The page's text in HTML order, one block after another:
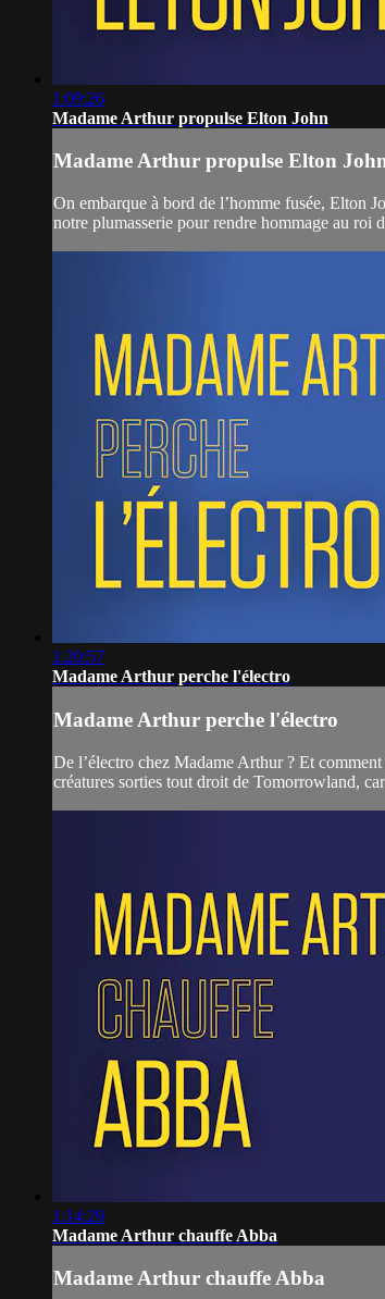
1:09:26
Madame Arthur propulse Elton John
Madame Arthur propulse Elton
On embarque à bord de l’homme fusée, Elton
notre plumasserie pour rendre hommage au
1:20:57
Madame Arthur perche l'électro
Madame Arthur perche l'électro
De l’électro chez Madame Arthur ? Et
créatures sorties tout droit de Tomorrowland,
1:14:29
Madame Arthur chauffe Abba
Madame Arthur chauffe Abba